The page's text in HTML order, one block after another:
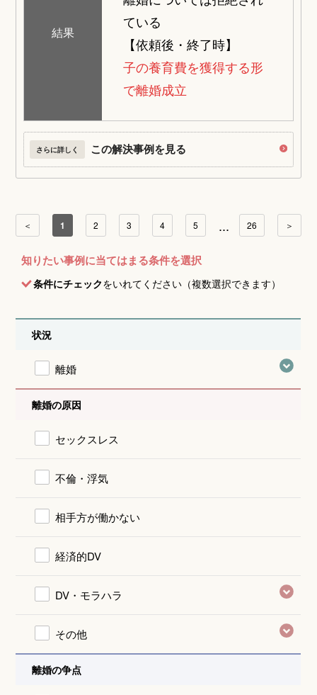
結果
ている
【依頼後・終了時】
子の養育費を獲得する形
で離婚成立
さらに詳しく この解決事例を見る
＜ 1 2 3 4 5 ... 26 ＞
知りたい事例に当てはまる条件を選択
条件にチェックをいれてください（複数選択できます）
状況
離婚
離婚の原因
セックスレス
不倫・浮気
相手方が働かない
経済的DV
DV・モラハラ
その他
離婚の争点